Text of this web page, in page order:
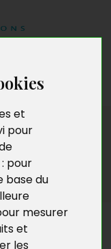
et
pour
pour
base du
mesurer
et
les
verre